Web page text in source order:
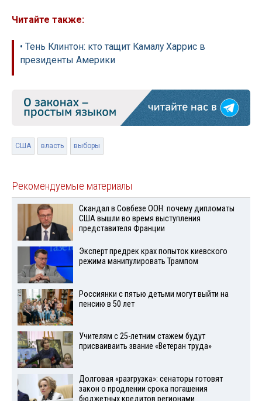
Читайте также:
• Тень Клинтон: кто тащит Камалу Харрис в
президенты Америки
США власть выборы
Рекомендуемые материалы
Скандал в Совбезе ООН: почему дипломаты
США вышли во время выступления
представителя Франции
Эксперт предрек крах попыток киевского
режима манипулировать Трампом
Россиянки с пятью детьми могут выйти на
пенсию в 50 лет
Учителям с 25-летним стажем будут
присваиваить звание «Ветеран труда»
Долговая «разгрузка»: сенаторы готовят
закон о продлении срока погашения